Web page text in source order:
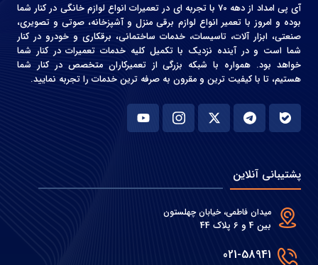
آی پی امداد از دهه 70 با تجربه ای در تعمیرات انواع لوازم خانگی در کنار شما
بوده و امروز با تعمیر انواع لوازم برقی منزل و آشپزخانه، صوتی و‌ تصویری،
صنعتی، ابزار آلات، تاسیسات، خدمات ساختمانی، برقکاری و خودرو در کنار
شما است و در آینده نزدیک با تکمیل کلیه خدمات تعمیرات در کنار شما
خواهد بود. همواره با شبکه بزرگی از تعمیرکاران متخصص در کنار شما
هستیم، تا با کیفیت ترین و مقرون به صرفه ترین خدمات را تجربه نمایید.
پشتیبانی آنلاین
میدان فاطمی، خیابان چهلستون
بین 4 و 6 پلاک 44
021-58941